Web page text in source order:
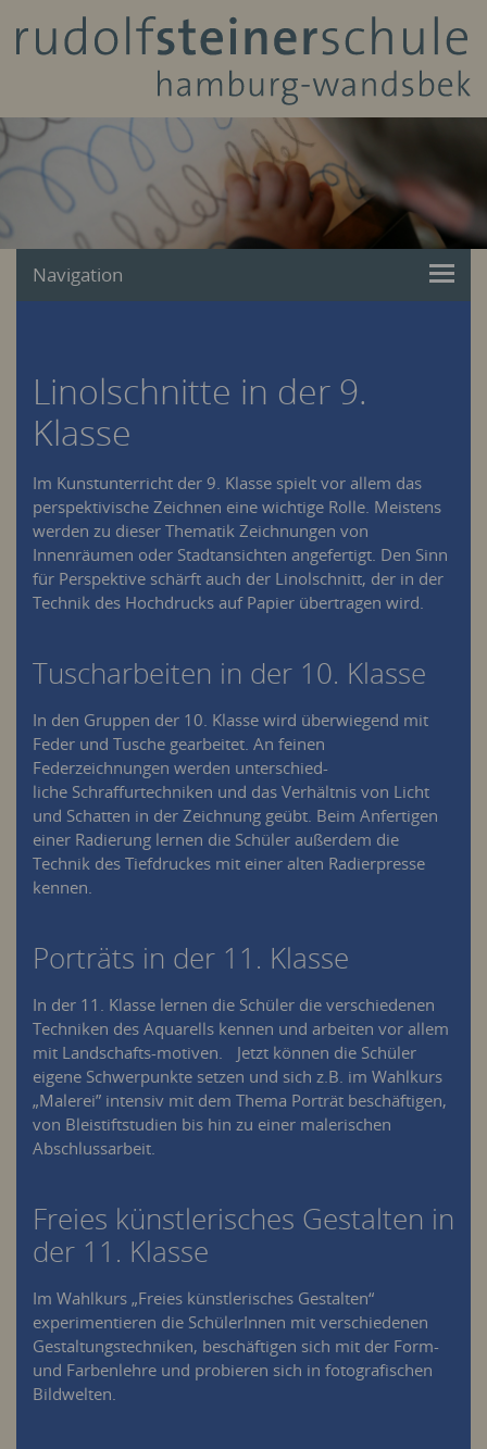
Navigation
Linolschnitte in der 9.
Klasse
Im Kunstunterricht der 9. Klasse spielt vor allem das
perspektivische Zeichnen eine wichtige Rolle. Meistens
werden zu dieser Thematik Zeichnungen von
Innenräumen oder Stadtansichten angefertigt. Den Sinn
für Perspektive schärft auch der Linolschnitt, der in der
Technik des Hochdrucks auf Papier übertragen wird.
Tuscharbeiten in der 10. Klasse
In den Gruppen der 10. Klasse wird überwiegend mit
Feder und Tusche gearbeitet. An feinen
Federzeichnungen werden unterschied-
liche Schraffurtechniken und das Verhältnis von Licht
und Schatten in der Zeichnung geübt. Beim Anfertigen
einer Radierung lernen die Schüler außerdem die
Technik des Tiefdruckes mit einer alten Radierpresse
kennen.
Porträts in der 11. Klasse
In der 11. Klasse lernen die Schüler die verschiedenen
Techniken des Aquarells kennen und arbeiten vor allem
mit Landschafts-motiven. Jetzt können die Schüler
eigene Schwerpunkte setzen und sich z.B. im Wahlkurs
„Malerei” intensiv mit dem Thema Porträt beschäftigen,
von Bleistiftstudien bis hin zu einer malerischen
Abschlussarbeit.
Freies künstlerisches Gestalten in
der 11. Klasse
Im Wahlkurs „Freies künstlerisches Gestalten“
experimentieren die SchülerInnen mit verschiedenen
Gestaltungstechniken, beschäftigen sich mit der Form-
und Farbenlehre und probieren sich in fotografischen
Bildwelten.